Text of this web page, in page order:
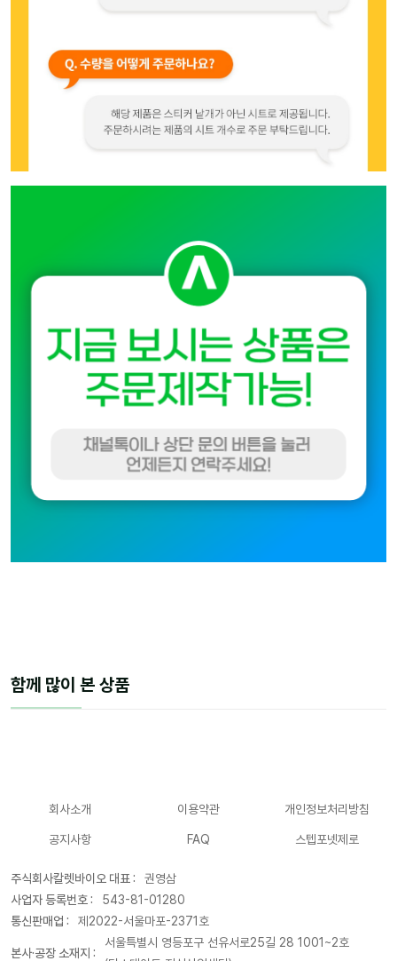
함께 많이 본 상품
회사소개 이용약관 개인정보처리방침
공지사항 FAQ 스텝포넷제로
주식회사칼렛바이오 대표 :
권영삼
사업자 등록번호 :
543-81-01280
통신판매업 :
제2022-서울마포-2371호
본사·공장 소재지 :
서울특별시 영등포구 선유서로25길 28 1001~2호